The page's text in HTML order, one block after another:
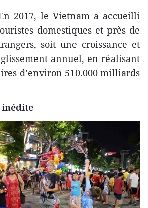
2017, le Vietnam a accueilli
domestiques et près de
soit une croissance et
annuel, en réalisant
d’environ 510.000 milliards
inédite